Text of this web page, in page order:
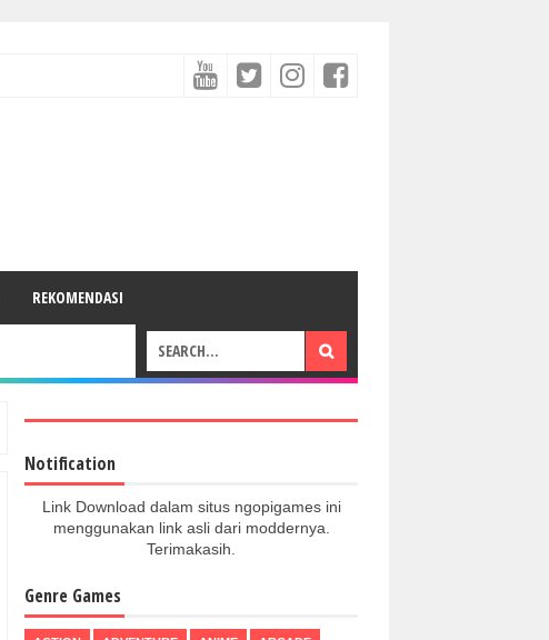
REKOMENDASI
Notification
Link Download dalam situs ngopigames ini
menggunakan link asli dari moddernya.
Terimakasih.
Genre Games